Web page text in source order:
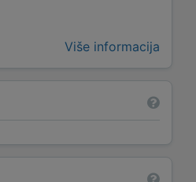
Više informacija